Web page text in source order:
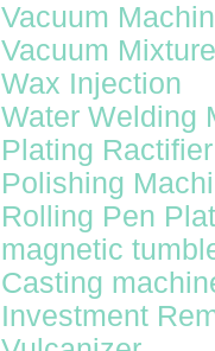
Vacuum
Vacuum
Wax Injection
Water Welding
Plating Ractifier
Polishing
Rolling Pen
magnetic
Casting
Investment